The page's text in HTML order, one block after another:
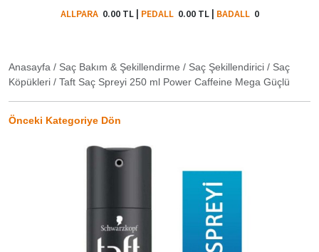
ALLPARA 0.00 TL| PEDALL 0.00 TL| BADALL0
Anasayfa / Saç Bakım & Şekillendirme / Saç Şekillendirici / Saç
Köpükleri / Taft Saç Spreyi 250 ml Power Caffeine Mega Güçlü
Önceki Kategoriye Dön